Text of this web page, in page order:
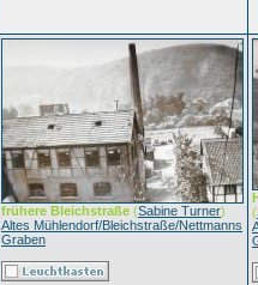
frühere Bleichstraße (Sabine Turner)
Altes Mühlendorf/Bleichstraße/Nettmanns
Graben
(